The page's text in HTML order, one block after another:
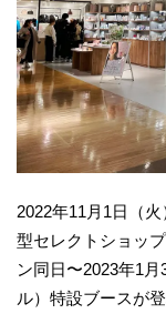
2022年11月1日（
型セレクトショッ
ン同日〜2023年1
ル）特設ブースが